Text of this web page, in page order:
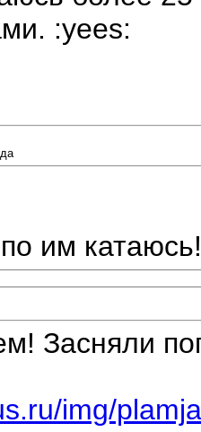
:yees:
им
Засняли
img/